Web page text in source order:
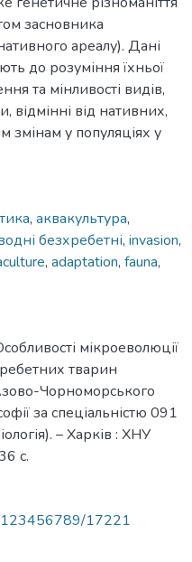
засновника
ареалу). Дані
до розуміння їхньої
та мінливості видів,
відмінні від нативних,
змінам у популяціях у
, аквакультура,
безхребетні, invasion,
, adaptation, fauna,
мікроеволюції
тварин
Чорноморського
за спеціальністю 091
– Харків : ХНУ
с.
123456789/17221